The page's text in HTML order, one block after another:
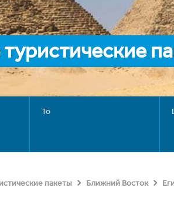
To
пакеты Ближний Восток